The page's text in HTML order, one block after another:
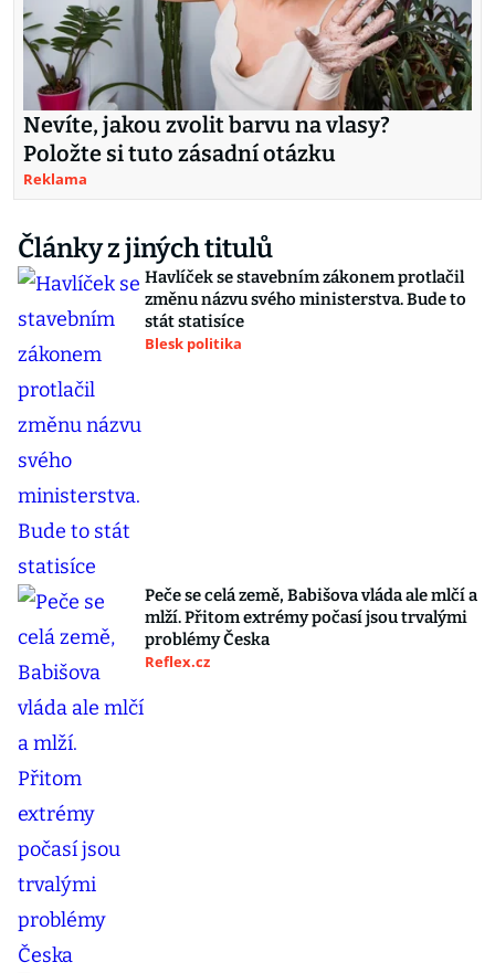
Nevíte, jakou zvolit barvu na vlasy?
Položte si tuto zásadní otázku
Reklama
Články z jiných titulů
Havlíček se stavebním zákonem protlačil
změnu názvu svého ministerstva. Bude to
stát statisíce
Blesk politika
Peče se celá země, Babišova vláda ale mlčí a
mlží. Přitom extrémy počasí jsou trvalými
problémy Česka
Reflex.cz